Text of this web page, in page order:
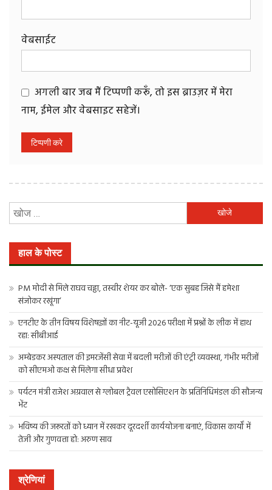
वेबसाईट
अगली बार जब मैं टिप्पणी करूँ, तो इस ब्राउज़र में मेरा
नाम, ईमेल और वेबसाइट सहेजें।
को
हाल के पोस्ट
PM मोदी से मिले राघव चड्ढा, तस्वीर शेयर कर बोले- ‘एक सुबह जिसे मैं हमेशा
संजोकर रखूंगा’
एनटीए के तीन विषय विशेषज्ञों का नीट-यूजी 2026 परीक्षा में प्रश्नों के लीक में हाथ
रहा: सीबीआई
अम्बेडकर अस्पताल की इमरजेंसी सेवा में बदली मरीजों की एंट्री व्यवस्था, गंभीर मरीजों
को सीएमओ कक्ष से मिलेगा सीधा प्रवेश
पर्यटन मंत्री राजेश अग्रवाल से ग्लोबल ट्रैवल एसोसिएशन के प्रतिनिधिमंडल की सौजन्य
भेंट
भविष्य की जरूरतों को ध्यान में रखकर दूरदर्शी कार्ययोजना बनाएं, विकास कार्यों में
तेजी और गुणवत्ता हो: अरुण साव
श्रेणियां